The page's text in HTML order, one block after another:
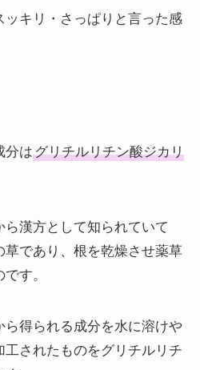
キリ・さっぱりと言った感
分はグリチルリチン酸ジカリ
漢方として知られていて
草であり、根を乾燥させ薬草
す。
得られる成分を水に溶けや
されたものをグリチルリチ